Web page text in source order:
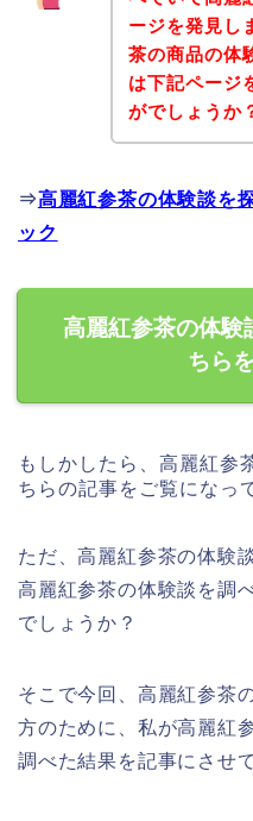
ージを発見し
茶の商品の体
は下記ページ
がでしょうか
⇒高麗紅参茶の体験談を
ック
高麗紅参茶の体験
ちら
もしかしたら、高麗紅参
ちらの記事をご覧になっ
ただ、高麗紅参茶の体験
高麗紅参茶の体験談を調
でしょうか？
そこで今回、高麗紅参茶
方のために、私が高麗紅
調べた結果を記事にさせ